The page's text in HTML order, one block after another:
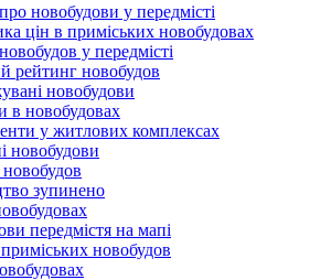
новобудови у передмісті
цін в приміських новобудовах
у передмісті
рейтинг новобудов
новобудови
в новобудовах
у житлових комплексах
новобудови
зупинено
передмістя на мапі
новобудов